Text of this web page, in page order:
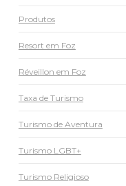
Produtos
Resort em Foz
Réveillon em Foz
Taxa de Turismo
Turismo de Aventura
Turismo LGBT+
Turismo Religioso